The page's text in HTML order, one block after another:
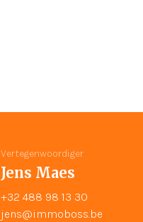
Vertegenwoordiger
Jens Maes
+32 488 98 13 30
jens@immoboss.be